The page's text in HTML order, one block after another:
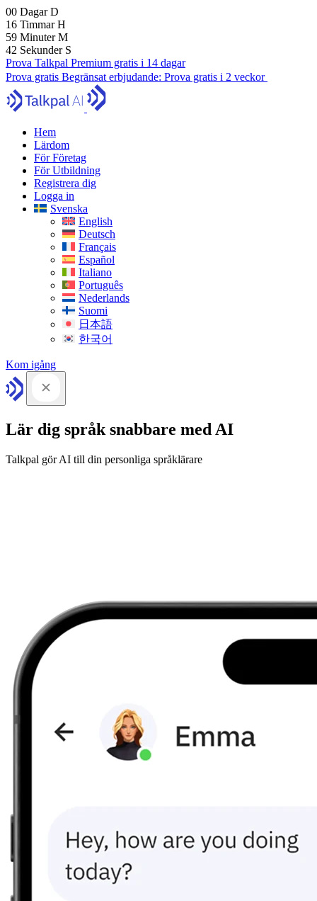
00 DagarD
16 TimmarH
59 MinuterM
41 Sekunder S
Prova Talkpal Premium gratis i 14 dagar
Prova gratis Begränsat erbjudande: Prova gratis i 2 veckor
Hem
Lärdom
För Företag
För Utbildning
Registrera dig
Logga in
Svenska
English
Deutsch
Français
Español
Italiano
Português
Nederlands
Suomi
日本語
한국어
Kom igång
Lär dig språk snabbare med AI
Talkpal gör AI till din personliga språklärare